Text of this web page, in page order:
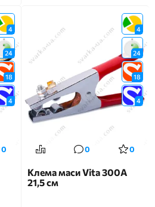
4
24
18
4
0
4
24
18
4
0 0
Клема маси Vita 300А
21,5 см